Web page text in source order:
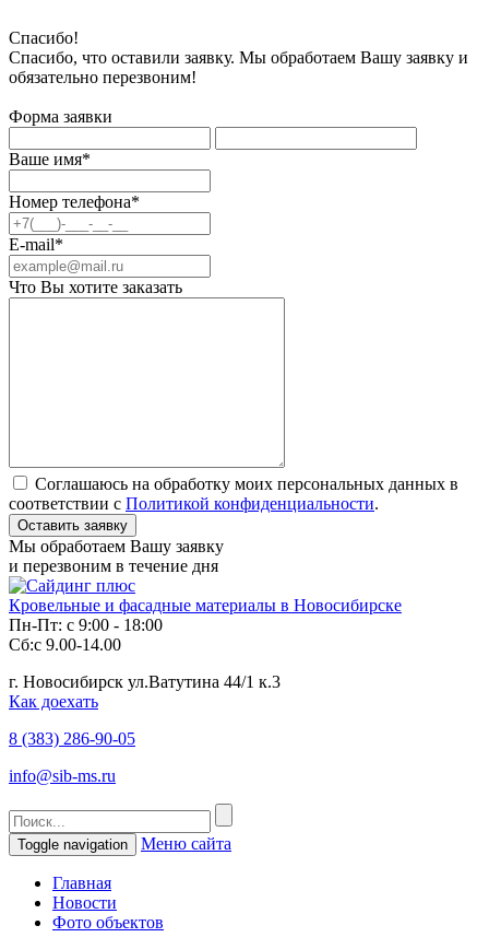
Спасибо!
Спасибо, что оставили заявку. Мы обработаем Вашу заявку и
обязательно перезвоним!
Форма заявки
Ваше имя*
Номер телефона*
E-mail*
Что Вы хотите заказать
Соглашаюсь на обработку моих персональных данных в
соответствии с Политикой конфиденциальности.
Мы обработаем Вашу заявку
и перезвоним в течение дня
Кровельные и фасадные материалы в Новосибирске
Пн-Пт: с 9:00 - 18:00
Сб:с 9.00-14.00
г. Новосибирск ул.Ватутина 44/1 к.3
Как доехать
8 (383) 286-90-05
info@sib-ms.ru
Toggle navigation Меню сайта
Главная
Новости
Фото объектов